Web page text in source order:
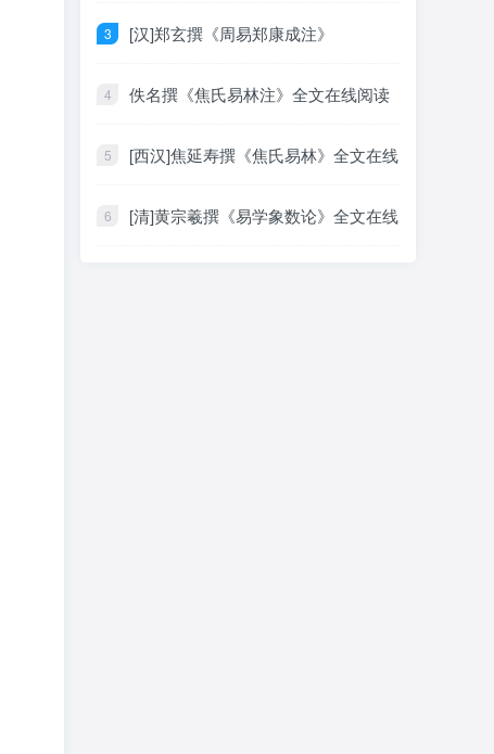
阅读
[汉]郑玄撰《周易郑康成注》
佚名撰《焦氏易林注》全文在线阅读
[西汉]焦延寿撰《焦氏易林》全文在线
阅读
[清]黄宗羲撰《易学象数论》全文在线